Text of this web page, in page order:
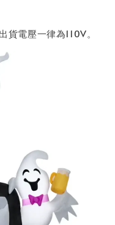
電壓一律為110V。